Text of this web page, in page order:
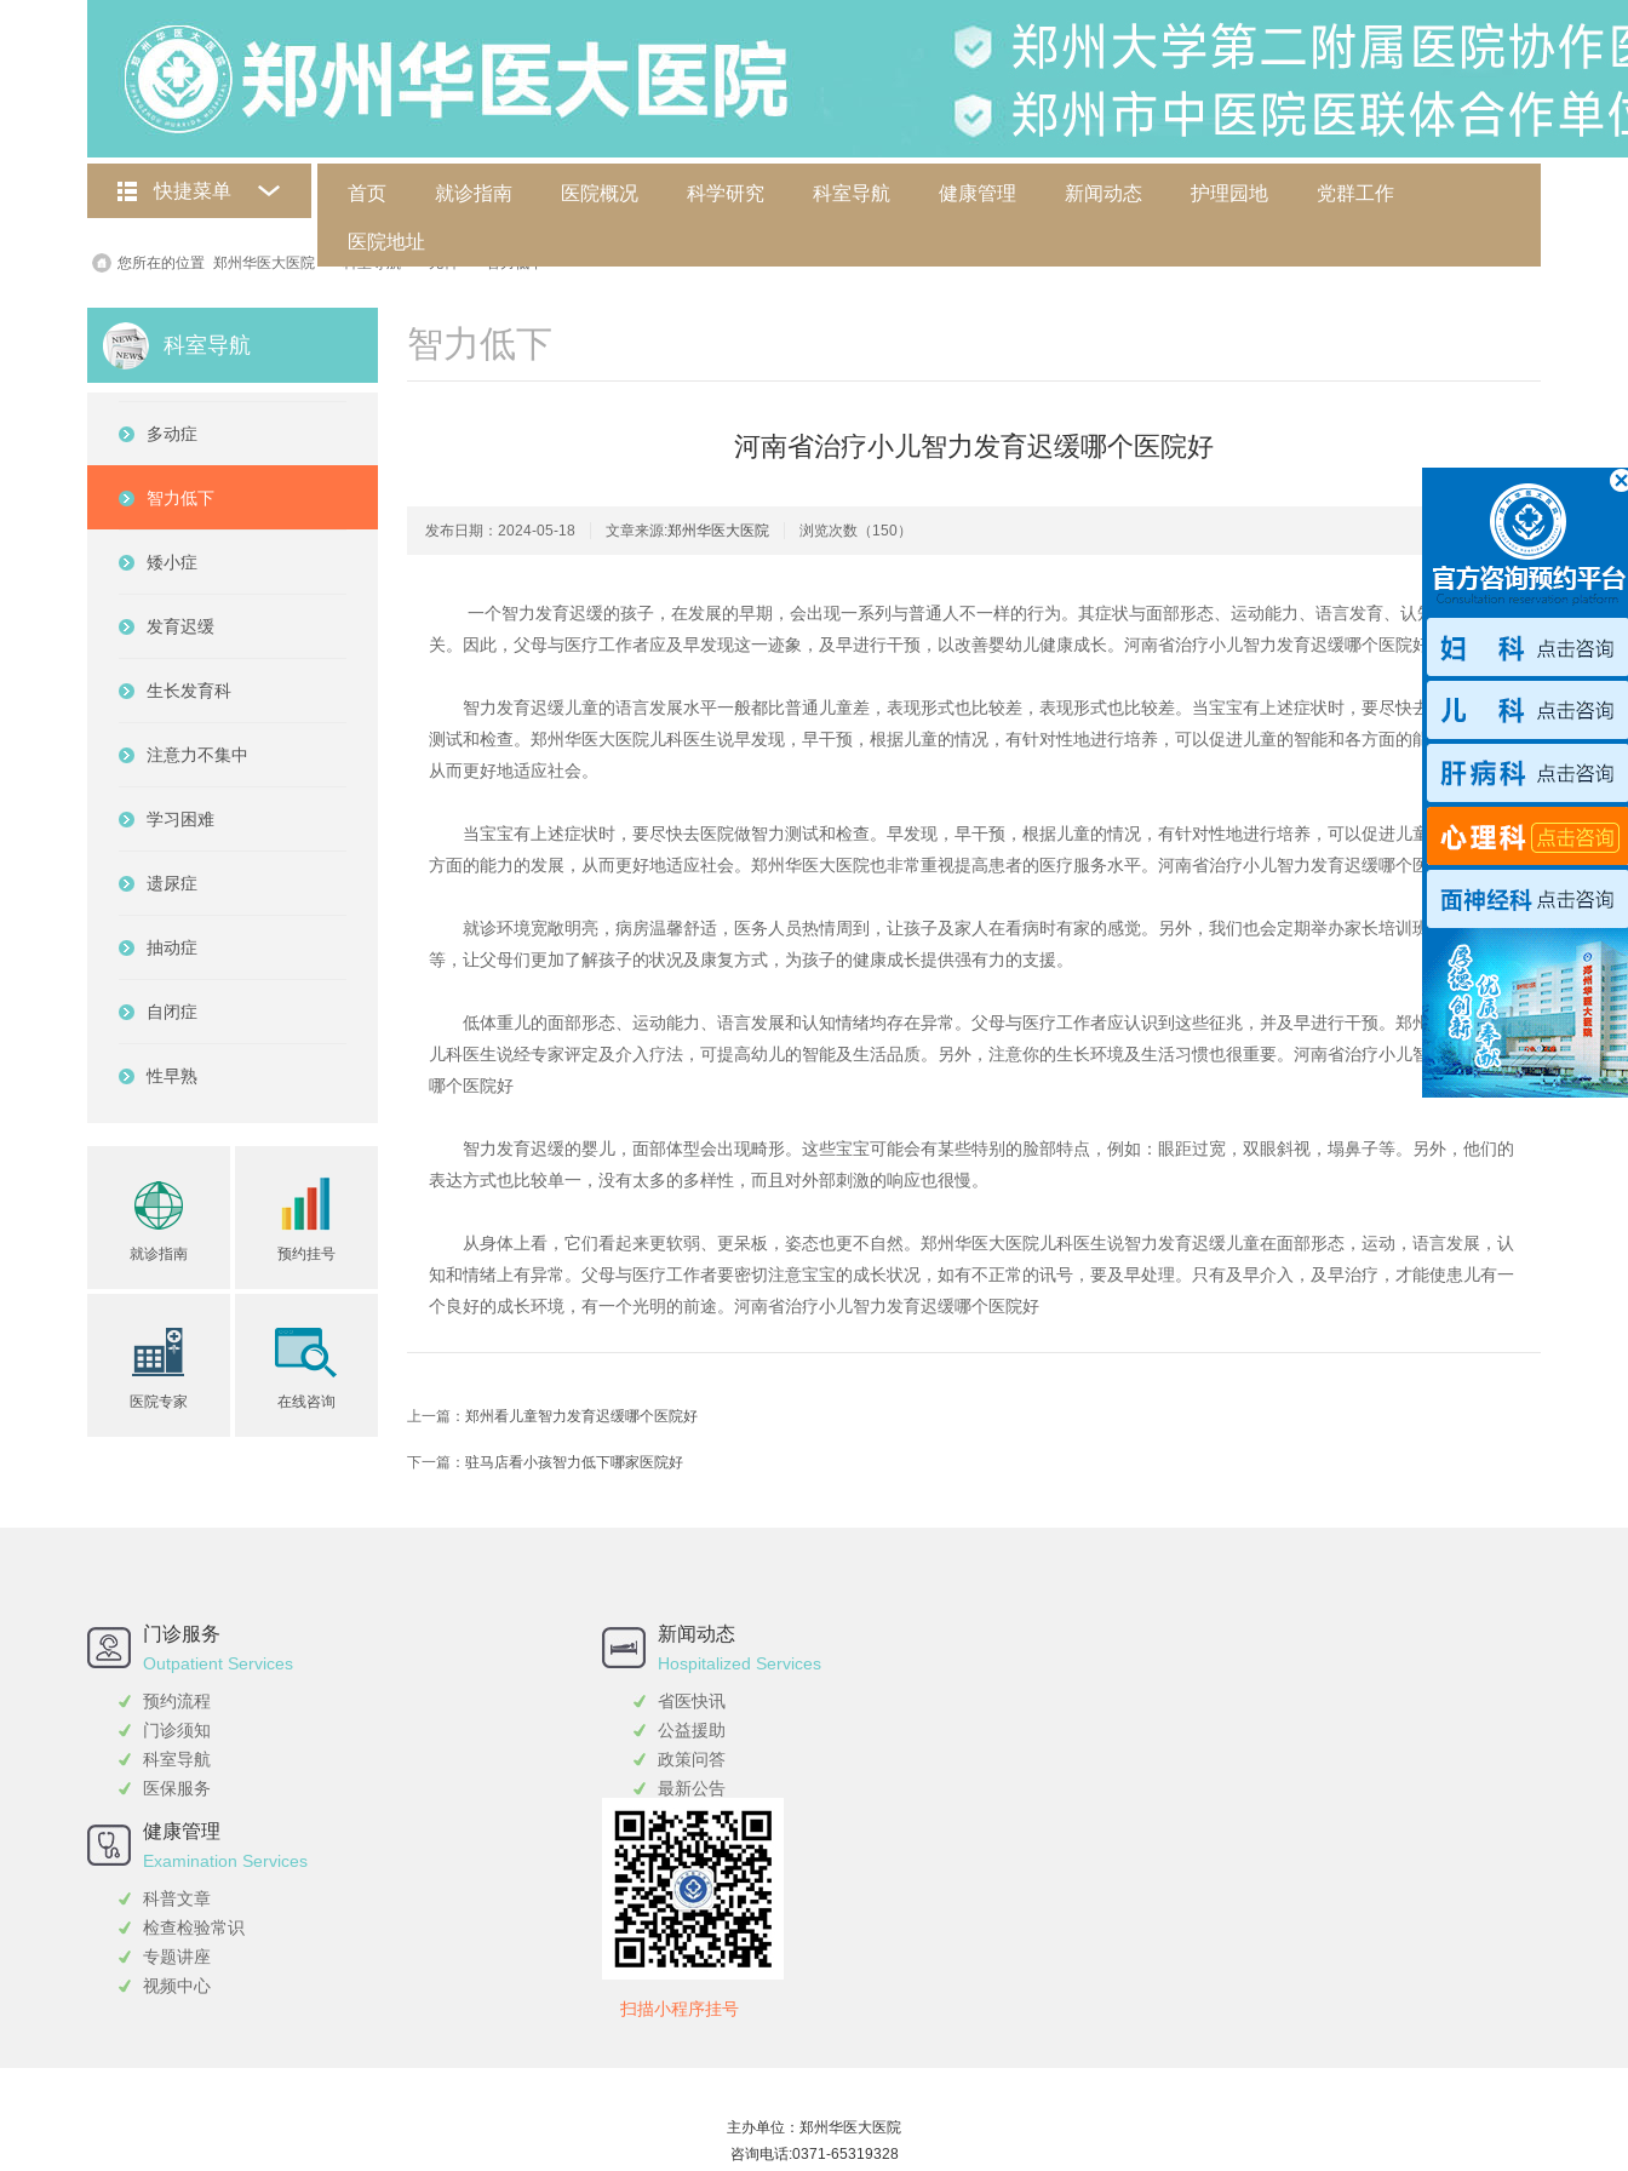
快捷菜单 首页 就诊指南 医院概况 科学研究 科室导航 健康管理 新闻动态 护理园地 党群工作
医院地址
您所在的位置 郑州华医大医院 > 科室导航 > 儿科 > 智力低下 >
科室导航
多动症
智力低下
矮小症
发育迟缓
生长发育科
注意力不集中
学习困难
遗尿症
抽动症
自闭症
性早熟
就诊指南 预约挂号
医院专家 在线咨询
智力低下
河南省治疗小儿智力发育迟缓哪个医院好
发布日期：2024-05-18 文章来源:郑州华医大医院 浏览次数（150）
一个智力发育迟缓的孩子，在发展的早期，会出现一系列与普通人不一样的行为。其症状与面部形态、运动能力、语言发育、认知情绪等有
关。因此，父母与医疗工作者应及早发现这一迹象，及早进行干预，以改善婴幼儿健康成长。河南省治疗小儿智力发育迟缓哪个医院好
智力发育迟缓儿童的语言发展水平一般都比普通儿童差，表现形式也比较差，表现形式也比较差。当宝宝有上述症状时，要尽快去医院做智力
测试和检查。郑州华医大医院儿科医生说早发现，早干预，根据儿童的情况，有针对性地进行培养，可以促进儿童的智能和各方面的能力的发展，
从而更好地适应社会。
当宝宝有上述症状时，要尽快去医院做智力测试和检查。早发现，早干预，根据儿童的情况，有针对性地进行培养，可以促进儿童的智能和各
方面的能力的发展，从而更好地适应社会。郑州华医大医院也非常重视提高患者的医疗服务水平。河南省治疗小儿智力发育迟缓哪个医院好
就诊环境宽敞明亮，病房温馨舒适，医务人员热情周到，让孩子及家人在看病时有家的感觉。另外，我们也会定期举办家长培训班、康复辅导
等，让父母们更加了解孩子的状况及康复方式，为孩子的健康成长提供强有力的支援。
低体重儿的面部形态、运动能力、语言发展和认知情绪均存在异常。父母与医疗工作者应认识到这些征兆，并及早进行干预。郑州华医大医院
儿科医生说经专家评定及介入疗法，可提高幼儿的智能及生活品质。另外，注意你的生长环境及生活习惯也很重要。河南省治疗小儿智力发育迟缓
哪个医院好
智力发育迟缓的婴儿，面部体型会出现畸形。这些宝宝可能会有某些特别的脸部特点，例如：眼距过宽，双眼斜视，塌鼻子等。另外，他们的
表达方式也比较单一，没有太多的多样性，而且对外部刺激的响应也很慢。
从身体上看，它们看起来更软弱、更呆板，姿态也更不自然。郑州华医大医院儿科医生说智力发育迟缓儿童在面部形态，运动，语言发展，认
知和情绪上有异常。父母与医疗工作者要密切注意宝宝的成长状况，如有不正常的讯号，要及早处理。只有及早介入，及早治疗，才能使患儿有一
个良好的成长环境，有一个光明的前途。河南省治疗小儿智力发育迟缓哪个医院好
上一篇： 郑州看儿童智力发育迟缓哪个医院好
下一篇： 驻马店看小孩智力低下哪家医院好
门诊服务
Outpatient Services
预约流程
门诊须知
科室导航
医保服务
新闻动态
Hospitalized Services
省医快讯
公益援助
政策问答
最新公告
健康管理
Examination Services
科普文章
检查检验常识
专题讲座
视频中心
扫描小程序挂号
主办单位：郑州华医大医院
咨询电话:0371-65319328